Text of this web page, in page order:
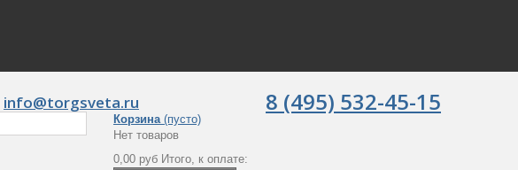
info@torgsveta.ru 8 (495) 532-45-15
Корзина (пусто)
Нет товаров
0,00 руб Итого, к оплате: